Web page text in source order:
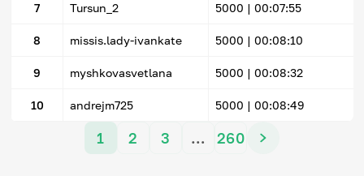
7 Tursun_2 5000 | 00:07:55
8 missis.lady-ivankate 5000 | 00:08:10
9 myshkovasvetlana 5000 | 00:08:32
10 andrejm725 5000 | 00:08:49
1 2 3 … 260